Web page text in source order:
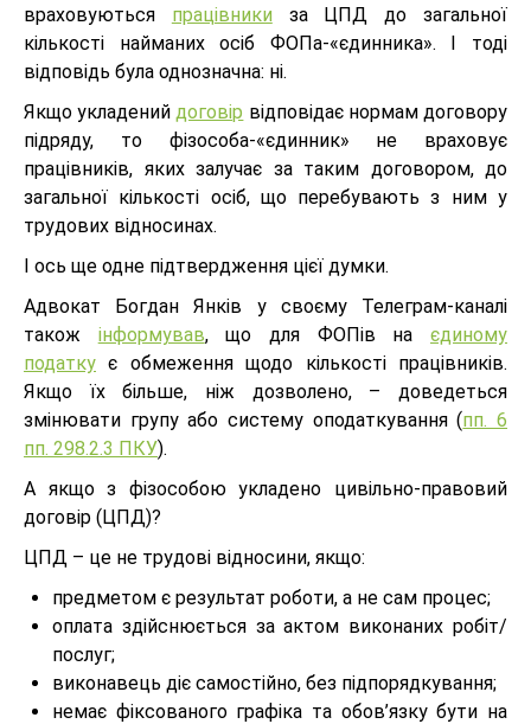
враховуються працівникиза ЦПД до загальної
кількості найманих осіб ФОПа-«єдинника». І тоді
відповідь була однозначна: ні.
Якщо укладений договір відповідає нормам договору
підряду, то фізособа-«єдинник» не враховує
працівників, яких залучає за таким договором, до
загальної кількості осіб, що перебувають з ним у
трудових відносинах.
І ось ще одне підтвердження цієї думки.
Адвокат Богдан Янків у своєму Телеграм-каналі
також інформував, що для ФОПів наєдиному
податку є обмеження щодо кількості працівників.
Якщо їх більше, ніж дозволено, – доведеться
змінювати групу або систему оподаткування (пп. 6
пп. 298.2.3 ПКУ).
А якщо з фізособою укладено цивільно-правовий
договір (ЦПД)?
ЦПД – це не трудові відносини, якщо:
предметом є результат роботи, а не сам процес;
оплата здійснюється за актом виконаних робіт/
послуг;
виконавець діє самостійно, без підпорядкування;
немає фіксованого графіка та обов’язку бути на